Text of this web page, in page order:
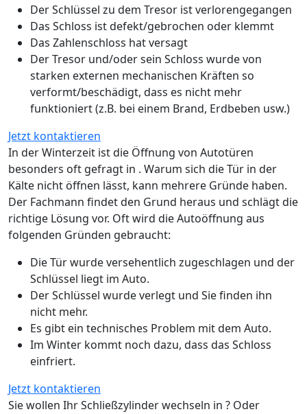
Der Schlüssel zu dem Tresor ist verlorengegangen
Das Schloss ist defekt/gebrochen oder klemmt
Das Zahlenschloss hat versagt
Der Tresor und/oder sein Schloss wurde von
starken externen mechanischen Kräften so
verformt/beschädigt, dass es nicht mehr
funktioniert (z.B. bei einem Brand, Erdbeben usw.)
Jetzt kontaktieren
In der Winterzeit ist die Öffnung von Autotüren
besonders oft gefragt in . Warum sich die Tür in der
Kälte nicht öffnen lässt, kann mehrere Gründe haben.
Der Fachmann findet den Grund heraus und schlägt die
richtige Lösung vor. Oft wird die Autoöffnung aus
folgenden Gründen gebraucht:
Die Tür wurde versehentlich zugeschlagen und der
Schlüssel liegt im Auto.
Der Schlüssel wurde verlegt und Sie finden ihn
nicht mehr.
Es gibt ein technisches Problem mit dem Auto.
Im Winter kommt noch dazu, dass das Schloss
einfriert.
Jetzt kontaktieren
Sie wollen Ihr Schließzylinder wechseln in ? Oder